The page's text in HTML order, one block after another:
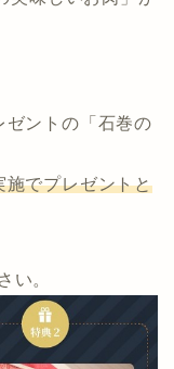
ドバイスが可能
ビスです。
味しいお肉」が
施でプレゼントと